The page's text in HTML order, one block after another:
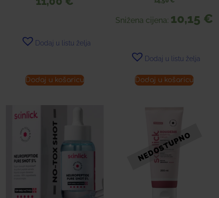
Dodaj u listu želja
Dodaj u košaricu
Snižena cijena: 10,15 €
Dodaj u listu želja
Dodaj u košaricu